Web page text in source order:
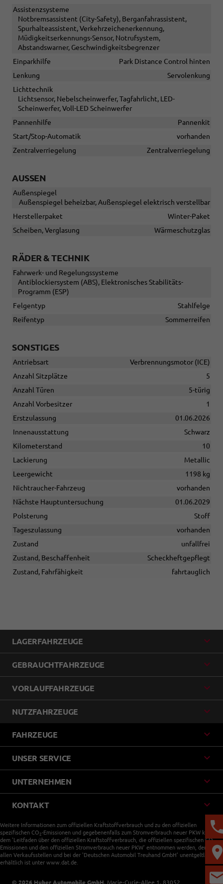
Assistenzsysteme
Notbremsassistent (City-Safety), Berganfahrassistent,
Spurhalteassistent, Verkehrzeichenerkennung,
Müdigkeitserkennungs-Sensor, Notrufsystem,
Abstandswarner, Geschwindigkeitsbegrenzer
Einparkhilfe
Park Distance Control hinten
Lenkung
Servolenkung
Lichttechnik
Lichtsensor, Nebelscheinwerfer, Tagfahrlicht, LED-
Scheinwerfer, Voll-LED Scheinwerfer
Pannenhilfe
Pannenkit
Start/Stop-Automatik
vorhanden
Zentralverriegelung
Zentralverriegelung
AUSSEN
Außenspiegel
Außenspiegel beheizbar, Außenspiegel elektrisch verstellbar
Herstellerpaket
Winter-Paket
Scheiben, Verglasung
Wärmeschutzglas
RÄDER & TECHNIK
Fahrwerk- und Regelungssysteme
Antiblockiersystem (ABS), Elektronisches Stabilitäts-
Programm (ESP)
Felgentyp
Stahlfelge
Reifentyp
Sommerreifen
SONSTIGES
Antriebsart
Verbrennungsmotor (ICE)
Anzahl Sitzplätze
5
Anzahl Türen
5-türig
Anzahl Vorbesitzer
1
Erstzulassung
01.06.2026
Innenausstattung
Schwarz
Kilometerstand
10
Lackierung
Metallic
Leergewicht
1198 kg
Nichtraucher-Fahrzeug
vorhanden
Nächste Hauptuntersuchung
01.06.2029
Polsterung
Stoff
Tageszulassung
vorhanden
Zustand
unfallfrei
Zustand, Beschaffenheit
Scheckheftgepflegt
Zustand, Fahrfähigkeit
fahrtauglich
LAGERFAHRZEUGE
GEBRAUCHTFAHRZEUGE
VORLAUFFAHRZEUGE
NUTZFAHRZEUGE
FAHRZEUGE
UNSER SERVICE
UNTERNEHMEN
KONTAKT
Weitere Informationen zum offiziellen Kraftstoffverbrauch und zu den offiziellen
spezifischen CO 2-Emissionen und gegebenenfalls zum Stromverbrauch neuer PKW können
dem 'Leitfaden über den offiziellen Kraftstoffverbrauch, die offiziellen spezifischen CO -
Emissionen und den offiziellen Stromverbrauch neuer PKW' entnommen werden, der an
allen Verkaufsstellen und bei der 'Deutschen Automobil Treuhand GmbH' unentgeltlich
erhältlich ist unter www.dat.de.
© 2026 Huber Automobile GmbH, Marie-Curie-Allee 1 , 83052